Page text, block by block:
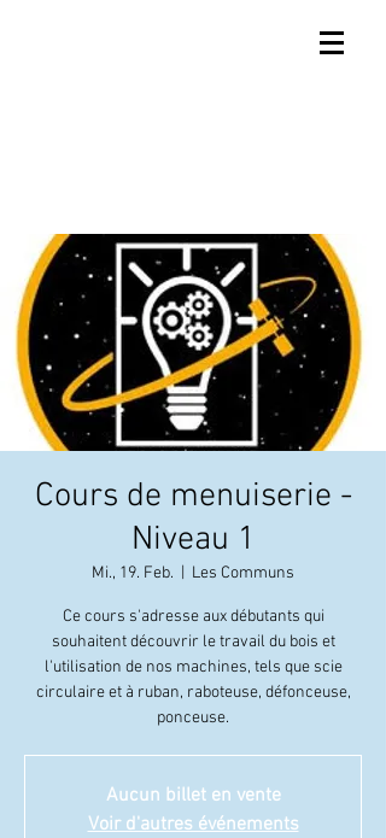
Cours de menuiserie -
Niveau 1
Mi., 19. Feb. Les Communs
Ce cours s'adresse aux débutants qui
souhaitent découvrir le travail du bois et
l'utilisation de nos machines, tels que scie
circulaire et à ruban, raboteuse, défonceuse,
ponceuse.
Aucun billet en vente
Voir d'autres événements